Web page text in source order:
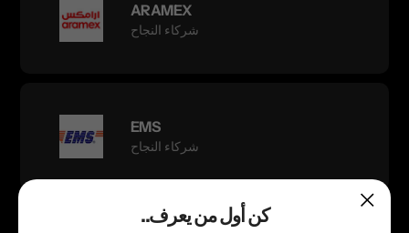
ARAMEX
شركاء النجاح
EMS
شركاء النجاح
..كن أول من يعرف